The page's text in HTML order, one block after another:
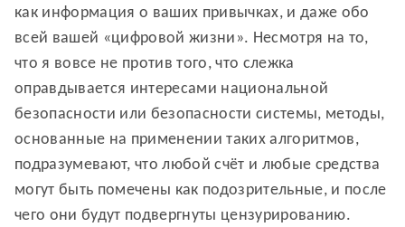
как информация о ваших привычках, и даже обо
всей вашей «цифровой жизни». Несмотря на то,
что я вовсе не против того, что слежка
оправдывается интересами национальной
безопасности или безопасности системы, методы,
основанные на применении таких алгоритмов,
подразумевают, что любой счёт и любые средства
могут быть помечены как подозрительные, и после
чего они будут подвергнуты цензурированию.